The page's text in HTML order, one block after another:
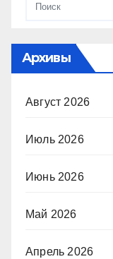
Архивы
Август 2026
Июль 2026
Июнь 2026
Май 2026
Апрель 2026